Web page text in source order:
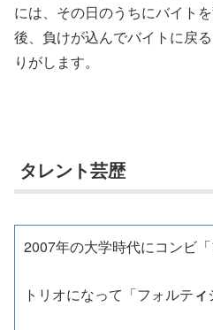
には、その日のうちにバイト
後、負けが込んでバイトに戻
りがします。
タレント芸歴
2007年の大学時代にコンビ「
トリオになって「フォルティ